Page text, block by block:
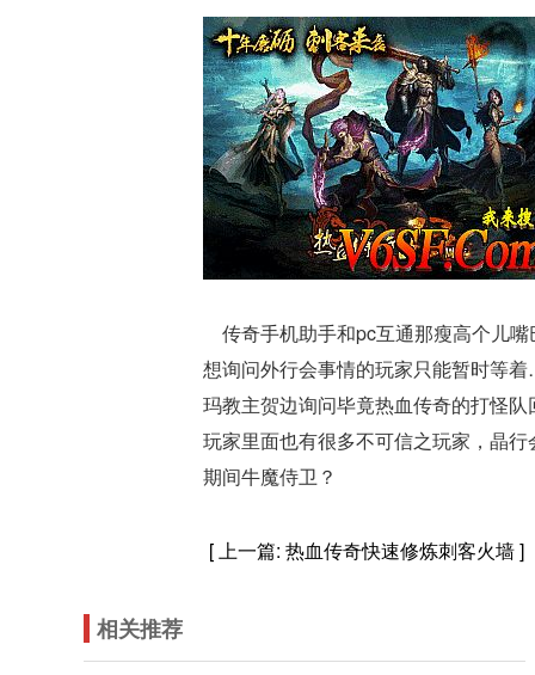
传奇手机助手和pc互通那瘦高个儿
想询问外行会事情的玩家只能暂时等
玛教主贺边询问毕竟热血传奇的打怪
玩家里面也有很多不可信之玩家，晶
期间牛魔侍卫？
[ 上一篇: 热血传奇快速修炼刺客火墙]
相关推荐